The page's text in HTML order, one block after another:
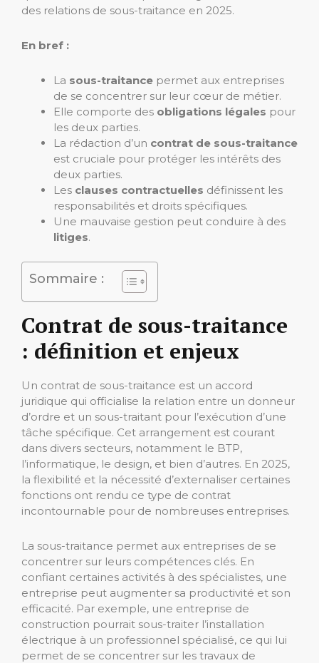
des relations de sous-traitance en 2025.
En bref :
La sous-traitance permet aux entreprises
de se concentrer sur leur cœur de métier.
Elle comporte des obligations légales pour
les deux parties.
La rédaction d’un contrat de sous-traitance
est cruciale pour protéger les intérêts des
deux parties.
Les clauses contractuelles définissent les
responsabilités et droits spécifiques.
Une mauvaise gestion peut conduire à des
litiges.
Sommaire :
Contrat de sous-traitance
: définition et enjeux
Un contrat de sous-traitance est un accord
juridique qui officialise la relation entre un donneur
d’ordre et un sous-traitant pour l’exécution d’une
tâche spécifique. Cet arrangement est courant
dans divers secteurs, notamment le BTP,
l’informatique, le design, et bien d’autres. En 2025,
la flexibilité et la nécessité d’externaliser certaines
fonctions ont rendu ce type de contrat
incontournable pour de nombreuses entreprises.
La sous-traitance permet aux entreprises de se
concentrer sur leurs compétences clés. En
confiant certaines activités à des spécialistes, une
entreprise peut augmenter sa productivité et son
efficacité. Par exemple, une entreprise de
construction pourrait sous-traiter l’installation
électrique à un professionnel spécialisé, ce qui lui
permet de se concentrer sur les travaux de